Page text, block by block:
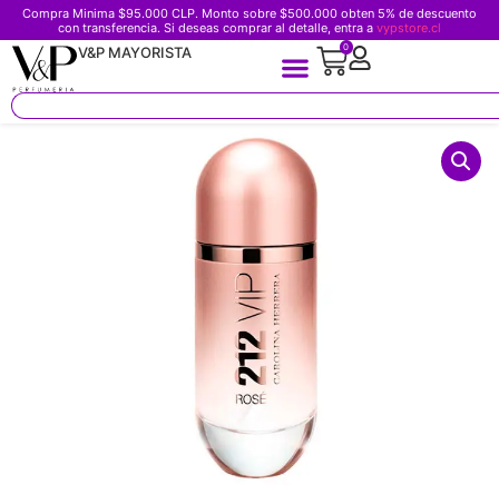
Compra Minima $95.000 CLP. Monto sobre $500.000 obten 5% de descuento
con transferencia. Si deseas comprar al detalle, entra a vypstore.cl
V&P MAYORISTA 0